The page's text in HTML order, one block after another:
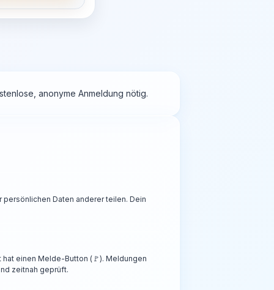
anonyme Anmeldung nötig.
Daten anderer teilen. Dein
einen Melde-Button (🚩). Meldungen
zeitnah geprüft.